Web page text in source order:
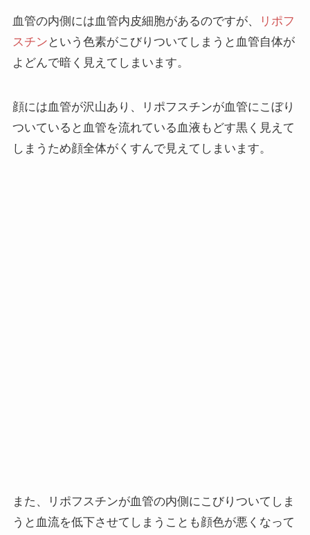
血管の内側には血管内皮細胞があるのですが、
リポフ
スチン という色素がこびりついてしまうと血管自体が
よどんで暗く見えてしまいます。
顔には血管が沢山あり、リポフスチンが血管にこぼり
ついていると血管を流れている血液もどす黒く見えて
しまうため顔全体がくすんで見えてしまいます。
また、リポフスチンが血管の内側にこびりついてしま
うと血流を低下させてしまうことも顔色が悪くなって